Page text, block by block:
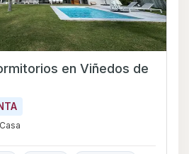
en Viñedos de
Casa